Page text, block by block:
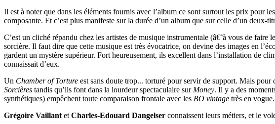
Il est à noter que dans les éléments fournis avec l’album ce sont surtout les prix pour
composante. Et c’est plus manifeste sur la durée d’un album que sur celle d’un deux-
C’est un cliché répandu chez les artistes de musique instrumentale (â€˜à vous de
sorcière. Il faut dire que cette musique est très évocatrice, on devine des images en
gardent un mystère supérieur. Fort heureusement, ils excellent dans l’installation de
connaissait d’eux.
Un Chamber of Torture est sans doute trop... torturé pour servir de support. Mais pour
Sorcières tandis qu’ils font dans la lourdeur spectaculaire sur Money. Il y a des
synthétiques) empêchent toute comparaison frontale avec les BO vintage très en vogue.
Grégoire Vaillant et Charles-Edouard Dangelser connaissent leurs métiers, et le